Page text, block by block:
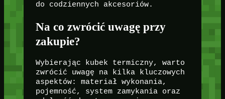
do codziennych akcesoriów.
Na co zwrócić uwagę przy
zakupie?
Wybierając kubek termiczny, warto
zwrócić uwagę na kilka kluczowych
aspektów: materiał wykonania,
pojemność, system zamykania oraz